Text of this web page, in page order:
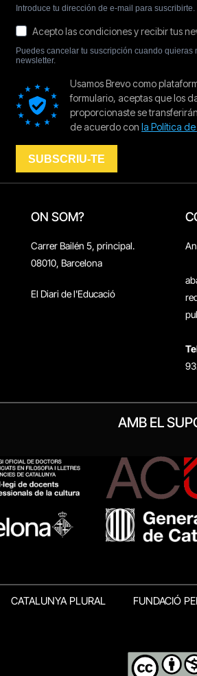
ON SOM?
Carrer Bailén 5, principal.
08010, Barcelona
El Diari de l'Educació
AMB EL
CATALUNYA PLURAL FUNDACIÓ